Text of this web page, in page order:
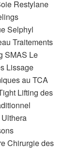
Restylane
Selphyl
Traitements
SMAS Le
Lissage
au TCA
Lifting des
Chirurgie des